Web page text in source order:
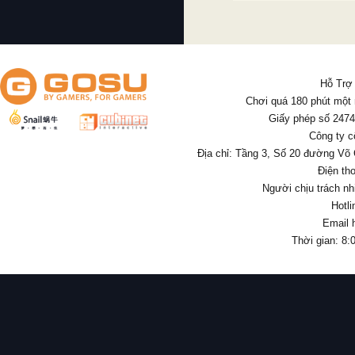
Hỗ Trợ
Chơi quá 180 phút
Giấy phép số
Công ty
Địa chỉ: Tầng 3, Số 20 đường Võ
Điện
Người chịu trách
Email
Thời gian: